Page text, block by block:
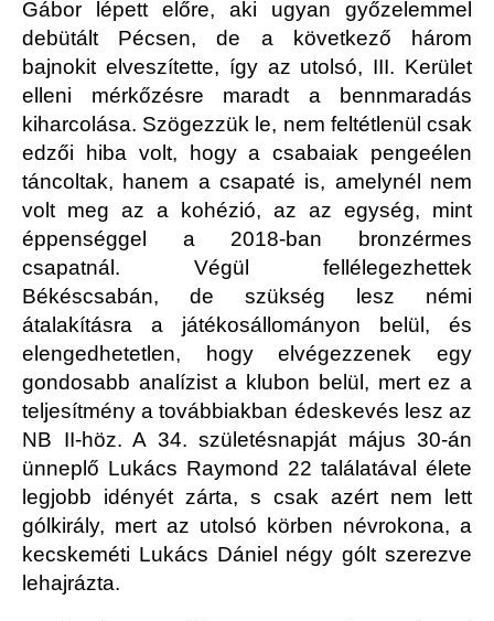
Gábor lépett előre, aki ugyan győzelemmel
debütált Pécsen, de a következő három
bajnokit elveszítette, így az utolsó, III. Kerület
elleni mérkőzésre maradt a bennmaradás
kiharcolása. Szögezzük le, nem feltétlenül csak
edzői hiba volt, hogy a csabaiak pengeélen
táncoltak, hanem a csapaté is, amelynél nem
volt meg az a kohézió, az az egység, mint
éppenséggel a 2018-ban bronzérmes
csapatnál. Végül fellélegezhettek
Békéscsabán, de szükség lesz némi
átalakításra a játékosállományon belül, és
elengedhetetlen, hogy elvégezzenek egy
gondosabb analízist a klubon belül, mert ez a
teljesítmény a továbbiakban édeskevés lesz az
NB II-höz. A 34. születésnapját május 30-án
ünneplő Lukács Raymond 22 találatával élete
legjobb idényét zárta, s csak azért nem lett
gólkirály, mert az utolsó körben névrokona, a
kecskeméti Lukács Dániel négy gólt szerezve
lehajrázta.